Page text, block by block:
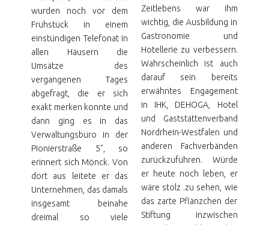
wurden noch vor dem
Frühstück in einem
einstündigen Telefonat in
allen Häusern die
Umsätze des
vergangenen Tages
abgefragt, die er sich
exakt merken konnte und
dann ging es in das
Verwaltungsbüro in der
Pionierstraße 5", so
erinnert sich Mönck. Von
dort aus leitete er das
Unternehmen, das damals
insgesamt beinahe
dreimal so viele
Zeitlebens war ihm
wichtig, die Ausbildung in
Gastronomie und
Hotellerie zu verbessern.
Wahrscheinlich ist auch
darauf sein bereits
erwähntes Engagement
in IHK, DEHOGA, Hotel
und Gaststättenverband
Nordrhein-Westfalen und
anderen Fachverbänden
zurückzuführen. Würde
er heute noch leben, er
wäre stolz .zu sehen, wie
das zarte Pflänzchen der
Stiftung inzwischen